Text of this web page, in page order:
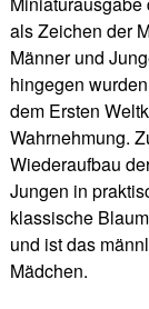
als Zeichen der
Männer und
hingegen
dem Ersten
Wahrnehmung.
Wiederaufbau
Jungen in
klassische
und ist das
Mädchen.